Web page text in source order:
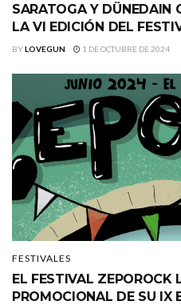
SARATOGA Y DÜNEDAIN
LA VI EDICIÓN DEL
BYLOVEGUN 1 DE OCTUBRE DE 2024
FESTIVALES
EL FESTIVAL ZEPOROCK
PROMOCIONAL DE SU IX